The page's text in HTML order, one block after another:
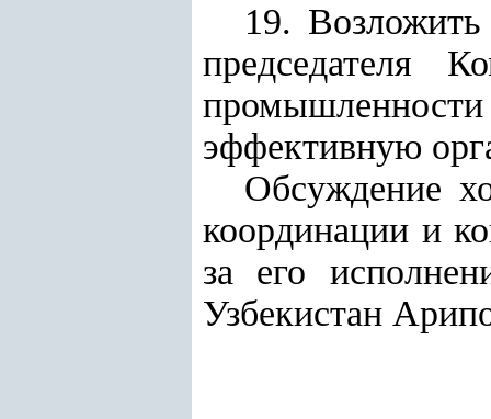
19.
председателя
промышленности
эффективную
Обсуждение
координации и
за его
Узбекистан